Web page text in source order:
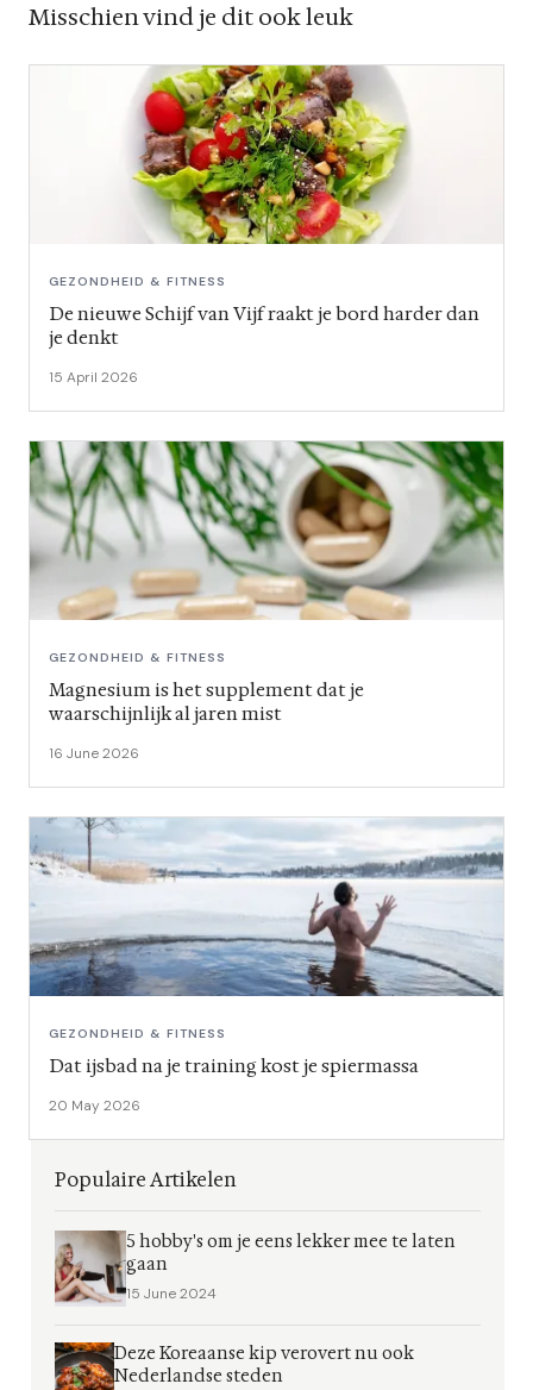
Misschien vind je dit ook leuk
GEZONDHEID & FITNESS
De nieuwe Schijf van Vijf raakt je bord harder dan
je denkt
15 April 2026
GEZONDHEID & FITNESS
Magnesium is het supplement dat je
waarschijnlijk al jaren mist
16 June 2026
GEZONDHEID & FITNESS
Dat ijsbad na je training kost je spiermassa
20 May 2026
Populaire Artikelen
5 hobby's om je eens lekker mee te laten
gaan
15 June 2024
Deze Koreaanse kip verovert nu ook
Nederlandse steden